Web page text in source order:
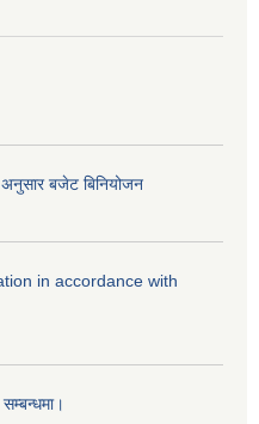
बजेट बिनियोजन
in accordance with